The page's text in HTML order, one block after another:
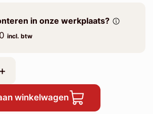
in onze werkplaats?
incl. btw
+
winkelwagen